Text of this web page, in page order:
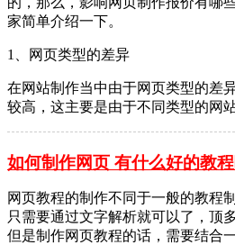
家简单介绍一下。
1、网页类型的差异
在网站制作当中由于网页类型的差
较高，这主要是由于不同类型的网
如何制作网页 有什么好的教
网页教程的制作不同于一般的教程
只需要通过文字解析就可以了，顶
但是制作网页教程的话，需要结合